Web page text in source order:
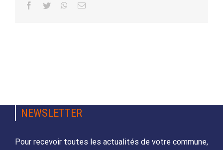
Facebook
Twitter WhatsApp
Email
NEWSLETTER
Pour recevoir toutes les actualités de votre commune,